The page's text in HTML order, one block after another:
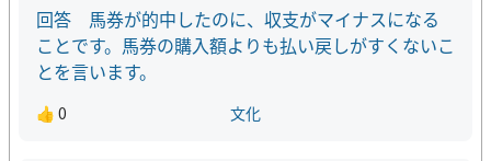
馬券が的中したのに、収支がマイナスになる
ことです。馬券の購入額よりも払い戻しがすくないこ
とを言います。
👍 0 文化